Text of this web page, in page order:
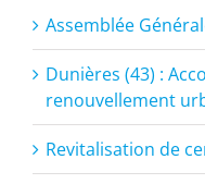
Assemblée
Dunières (43) :
renouvellement
Revitalisation de